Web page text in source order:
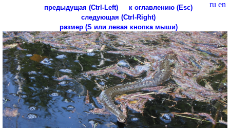
ru en
предыдущая (Ctrl-Left)
к оглавлению (Esc)
следующая (Ctrl-Right)
размер (S или левая кнопка мыши)